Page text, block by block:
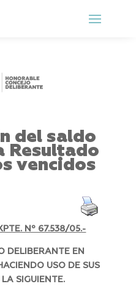
del saldo
Resultado
vencidos
Nº 67.538/05.-
DELIBERANTE EN
USO DE SUS
SIGUIENTE.